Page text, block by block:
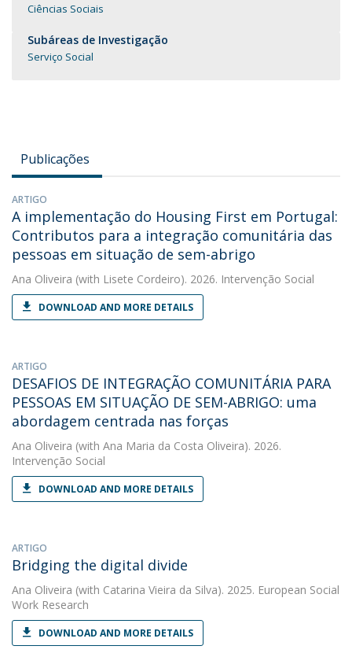
Ciências Sociais
Subáreas de Investigação
Serviço Social
Publicações
ARTIGO
A implementação do Housing First em Portugal:
Contributos para a integração comunitária das
pessoas em situação de sem-abrigo
Ana Oliveira (with Lisete Cordeiro). 2026. Intervenção Social
DOWNLOAD AND MORE DETAILS
ARTIGO
DESAFIOS DE INTEGRAÇÃO COMUNITÁRIA PARA
PESSOAS EM SITUAÇÃO DE SEM-ABRIGO: uma
abordagem centrada nas forças
Ana Oliveira (with Ana Maria da Costa Oliveira). 2026.
Intervenção Social
DOWNLOAD AND MORE DETAILS
ARTIGO
Bridging the digital divide
Ana Oliveira (with Catarina Vieira da Silva). 2025. European Social
Work Research
DOWNLOAD AND MORE DETAILS